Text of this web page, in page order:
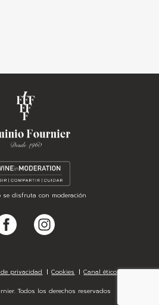
se disfruta con moderación
Facebook Instagram
privacidad Cookies Canal ético
Todos los derechos reservados